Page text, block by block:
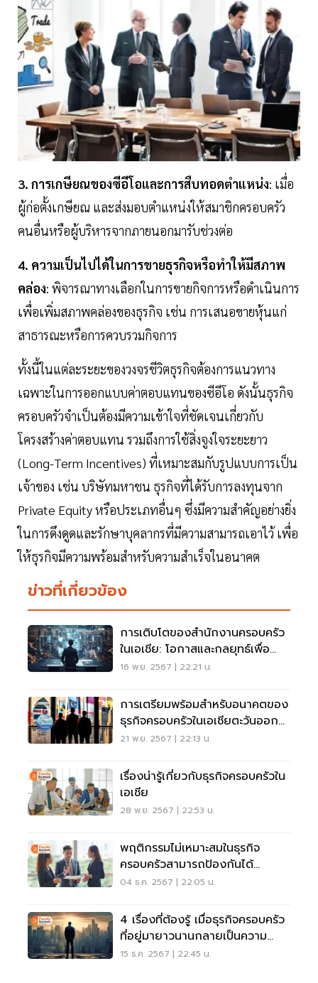
3. การเกษียณของซีอีโอและการสืบทอดตำแหน่ง: เมื่อ
ผู้ก่อตั้งเกษียณ และส่งมอบตำแหน่งให้สมาชิกครอบครัว
คนอื่นหรือผู้บริหารจากภายนอกมารับช่วงต่อ
4. ความเป็นไปได้ในการขายธุรกิจหรือทำให้มีสภาพ
คล่อง: พิจารณาทางเลือกในการขายกิจการหรือดำเนินการ
เพื่อเพิ่มสภาพคล่องของธุรกิจ เช่น การเสนอขายหุ้นแก่
สาธารณะหรือการควบรวมกิจการ
ทั้งนี้ในแต่ละระยะของวงจรชีวิตธุรกิจต้องการแนวทาง
เฉพาะในการออกแบบค่าตอบแทนของซีอีโอ ดังนั้นธุรกิจ
ครอบครัวจำเป็นต้องมีความเข้าใจที่ชัดเจนเกี่ยวกับ
โครงสร้างค่าตอบแทน รวมถึงการใช้สิ่งจูงใจระยะยาว
(Long-Term Incentives) ที่เหมาะสมกับรูปแบบการเป็น
เจ้าของ เช่น บริษัทมหาชน ธุรกิจที่ได้รับการลงทุนจาก
Private Equity หรือประเภทอื่นๆ ซึ่งมีความสำคัญอย่างยิ่ง
ในการดึงดูดและรักษาบุคลากรที่มีความสามารถเอาไว้ เพื่อ
ให้ธุรกิจมีความพร้อมสำหรับความสำเร็จในอนาคต
ข่าวที่เกี่ยวข้อง
การเติบโตของสำนักงานครอบครัว
ในเอเชีย: โอกาสและกลยุทธ์เพื่อ
ความสำเร็จ
16 พ.ย. 2567 | 22:21 น.
การเตรียมพร้อมสำหรับอนาคตของ
ธุรกิจครอบครัวในเอเชียตะวันออก
เฉียงใต้
21 พ.ย. 2567 | 22:13 น.
เรื่องน่ารู้เกี่ยวกับธุรกิจครอบครัวใน
เอเชีย
28 พ.ย. 2567 | 22:53 น.
พฤติกรรมไม่เหมาะสมในธุรกิจ
ครอบครัวสามารถป้องกันได้
อย่างไร
04 ธ.ค. 2567 | 22:05 น.
4 เรื่องที่ต้องรู้ เมื่อธุรกิจครอบครัว
ที่อยู่มายาวนานกลายเป็นความ
เสี่ยง
15 ธ.ค. 2567 | 22:45 น.